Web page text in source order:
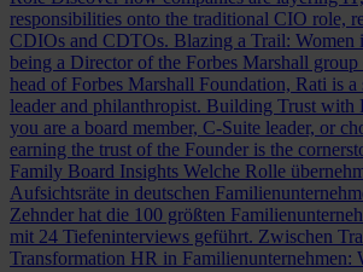
responsibilities onto the traditional CIO role,
CDIOs and CDTOs. Blazing a Trail: Women
being a Director of the Forbes Marshall group
head of Forbes Marshall Foundation, Rati is a
leader and philanthropist. Building Trust with
you are a board member, C-Suite leader, or
earning the trust of the Founder is the
Family Board Insights Welche Rolle
Aufsichtsräte in deutschen
Zehnder hat die 100 größten
mit 24 Tiefeninterviews geführt. Zwischen
Transformation HR in Familienunternehmen: